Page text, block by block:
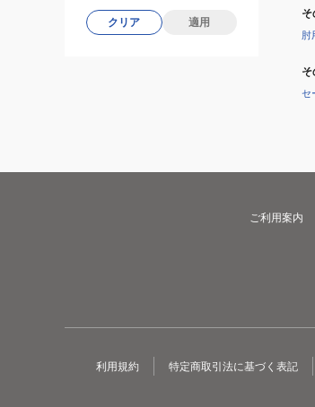
肘
セ
クリア 適用
ご利用案内
利用規約 特定商取引法に基づく表記